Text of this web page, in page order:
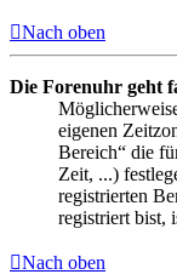
Nach oben
Die Forenuhr geht
eigenen
Bereich“ die
Zeit, ...)
registrierten
registriert bist,
Nach oben